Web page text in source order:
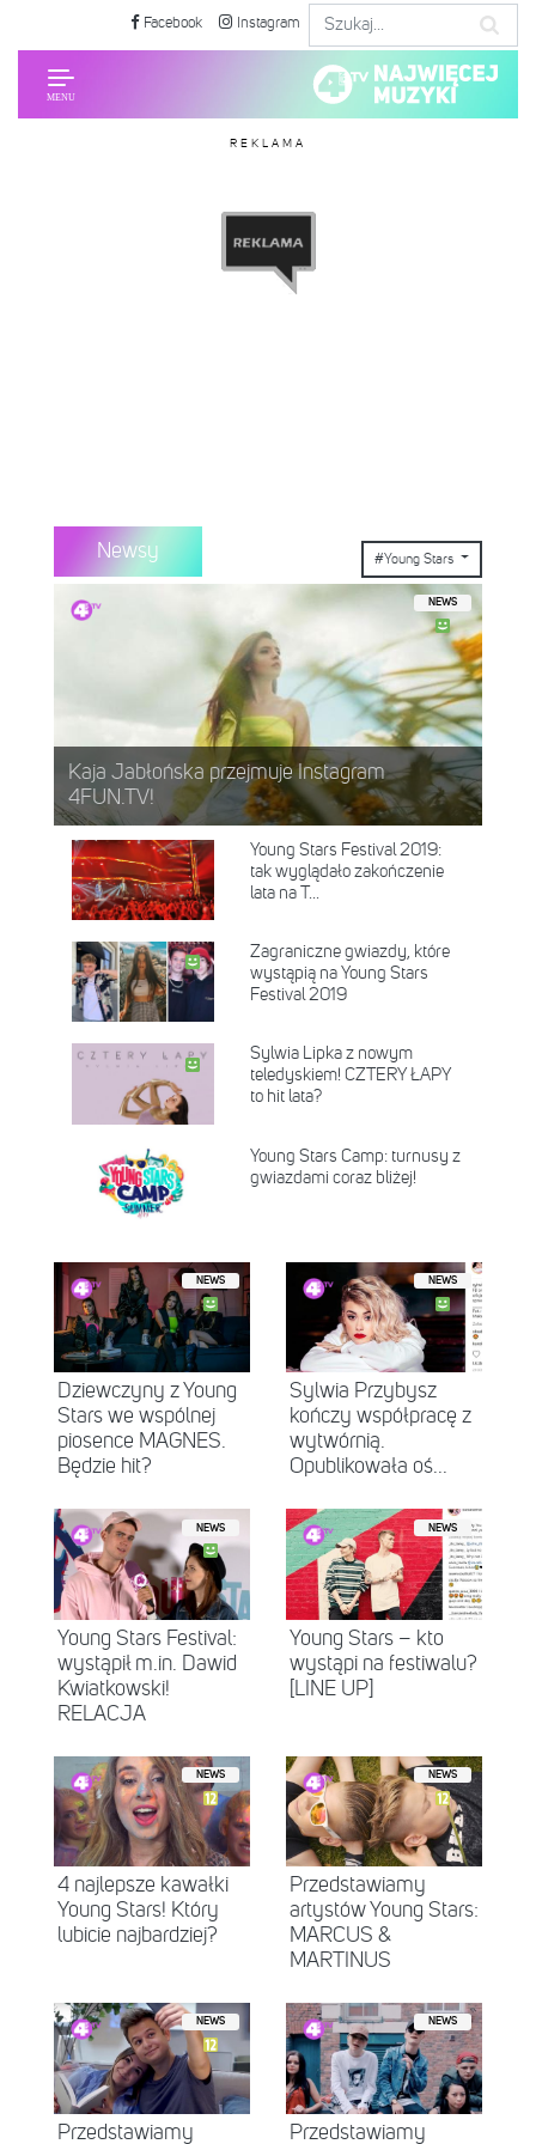
Facebook Instagram
REKLAMA
Newsy #Young Stars
NEWS
Kaja Jabłońska przejmuje Instagram
4FUN.TV!
Young Stars Festival 2019:
tak wyglądało zakończenie
lata na T...
Zagraniczne gwiazdy, które
wystąpią na Young Stars
Festival 2019
Sylwia Lipka z nowym
teledyskiem! CZTERY ŁAPY
to hit lata?
Young Stars Camp: turnusy z
gwiazdami coraz bliżej!
NEWS
Dziewczyny z Young
Stars we wspólnej
piosence MAGNES.
Będzie hit?
NEWS
Sylwia Przybysz
kończy współpracę z
wytwórnią.
Opublikowała oś...
NEWS
Young Stars Festival:
wystąpił m.in. Dawid
Kwiatkowski!
RELACJA
NEWS
Young Stars – kto
wystąpi na festiwalu?
[LINE UP]
NEWS
4 najlepsze kawałki
Young Stars! Który
lubicie najbardziej?
NEWS
Przedstawiamy
artystów Young Stars:
MARCUS &
MARTINUS
NEWS
Przedstawiamy
NEWS
Przedstawiamy